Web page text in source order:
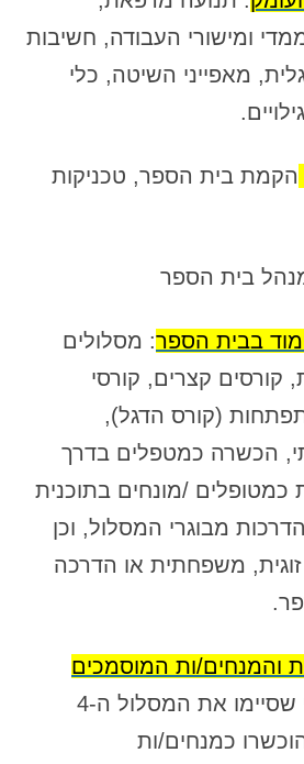
ומישורי העבודה, חשיבות
מאפייני השיטה, כלי
הקמת בית הספר, טכניקות
בית הספר
בבית הספר: מסלולים
קורסים קצרים, קורסי
(קורס הדגל),
ה- 4 שנתי, הכשרה כמטפלים בדרך
/מונחים בתוכנית
מבוגרי המסלול, וכן
משפחתית או הדרכה
והמנחים/ות המוסמכים
– מי שסיימו את המסלול ה-4
כמנחים/ות